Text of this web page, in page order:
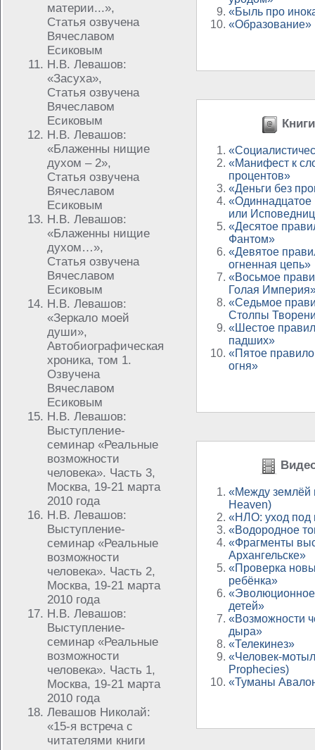
материи...»,
Статья озвучена
Вячеславом
Есиковым
Н.В. Левашов:
«Засуха»,
Статья озвучена
Вячеславом
Есиковым
Н.В. Левашов:
«Блаженны нищие
духом – 2»,
Статья озвучена
Вячеславом
Есиковым
Н.В. Левашов:
«Блаженны нищие
духом…»,
Статья озвучена
Вячеславом
Есиковым
Н.В. Левашов:
«Зеркало моей
души»,
Автобиографическая
хроника, том 1.
Озвучена
Вячеславом
Есиковым
Н.В. Левашов:
Выступление-
семинар «Реальные
возможности
человека». Часть 3,
Москва, 19-21 марта
2010 года
Н.В. Левашов:
Выступление-
семинар «Реальные
возможности
человека». Часть 2,
Москва, 19-21 марта
2010 года
Н.В. Левашов:
Выступление-
семинар «Реальные
возможности
человека». Часть 1,
Москва, 19-21 марта
2010 года
Левашов Николай:
«15-я встреча с
читателями книги
«Быль про
«Образование»
«Манифест к
процентов»
«Деньги без
«Одиннадцатое
или
«Десятое
Фантом»
«Девятое
огненная цепь»
«Восьмое
Голая
«Седьмое
Столпы
«Шестое
падших»
«Пятое
огня»
«Между землёй
Heaven)
«НЛО: уход под
«Водородное
«Фрагменты
Архангельске»
«Проверка
ребёнка»
«Эволюционное
детей»
«Возможности
дыра»
«Телекинез»
«Человек-
Prophecies)
«Туманы